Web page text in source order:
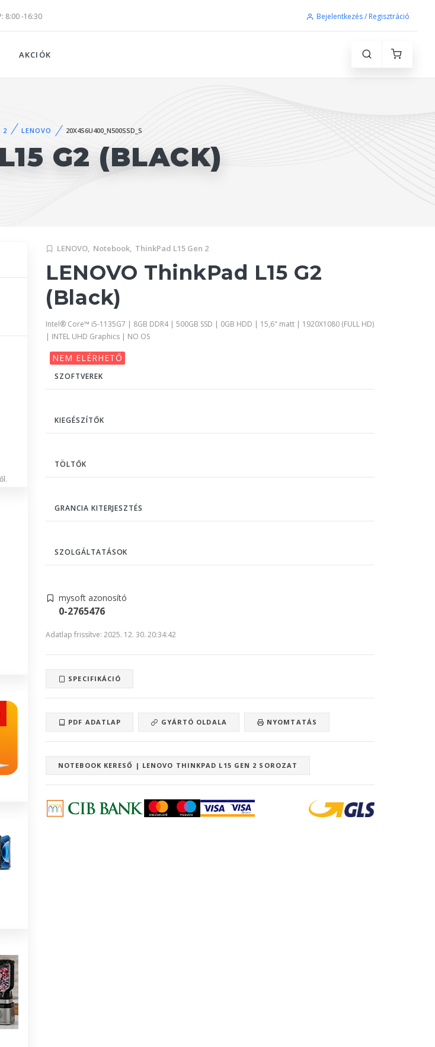
8:00 -16:30 Bejelentkezés / Regisztráció
AKCIÓK
2 LENOVO 20X4S6U400_N500SSD_S
G2 (BLACK)
LENOVO, Notebook, ThinkPad L15 Gen 2
LENOVO ThinkPad L15 G2
(Black)
Intel® Core™ i5-1135G7 | 8GB DDR4 | 500GB SSD | 0GB HDD | 15,6" matt | 1920X1080 (FULL HD)
| INTEL UHD Graphics | NO OS
NEM ELÉRHETŐ
SZOFTVEREK
KIEGÉSZÍTŐK
TÖLTŐK
GRANCIA KITERJESZTÉS
SZOLGÁLTATÁSOK
mysoft azonosító
0-2765476
Adatlap frissítve: 2025. 12. 30. 20:34:42
SPECIFIKÁCIÓ
PDF ADATLAP GYÁRTÓ OLDALA NYOMTATÁS
NOTEBOOK KERESŐ | LENOVO THINKPAD L15 GEN 2 SOROZAT